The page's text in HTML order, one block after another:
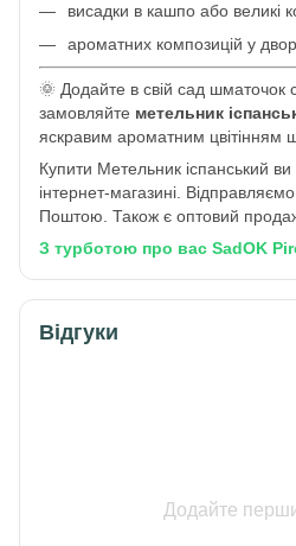
висадки в кашпо або великі
ароматних композицій у
🌞 Додайте в свій сад шматочок
замовляйте метельник
яскравим ароматним цвітінням
Купити Метельник іспанський
інтернет-магазині.
Поштою. Також є оптовий
З турботою про вас SadOK
Відгуки
Додайте